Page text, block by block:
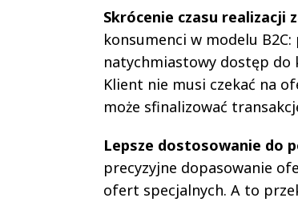
Skrócenie czasu realizacji
konsumenci w modelu
natychmiastowy dostęp do
Klient nie musi czekać na
może sfinalizować
Lepsze dostosowanie do
precyzyjne dopasowanie
ofert specjalnych. A to